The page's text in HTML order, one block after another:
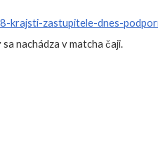
krajsti-zastupitele-dnes-
nachádza v matcha čaji.